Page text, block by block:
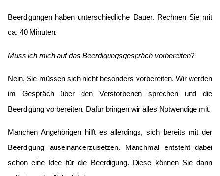
Beerdigungen haben unterschiedliche Dauer. Rechnen Sie mit
ca. 40 Minuten.
Muss ich mich auf das Beerdigungsgespräch vorbereiten?
Nein, Sie müssen sich nicht besonders vorbereiten. Wir werden
im Gespräch über den Verstorbenen sprechen und die
Beerdigung vorbereiten. Dafür bringen wir alles Notwendige mit.
Manchen Angehörigen hilft es allerdings, sich bereits mit der
Beerdigung auseinanderzusetzen. Manchmal entsteht dabei
schon eine Idee für die Beerdigung. Diese können Sie dann